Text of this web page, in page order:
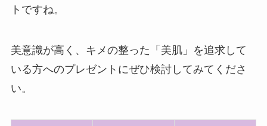
トですね。
美意識が高く、キメの整った「美肌」を追求して
いる方へのプレゼントにぜひ検討してみてくださ
い。